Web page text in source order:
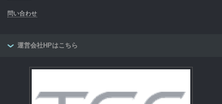
問い合わせ
運営会社HPはこちら